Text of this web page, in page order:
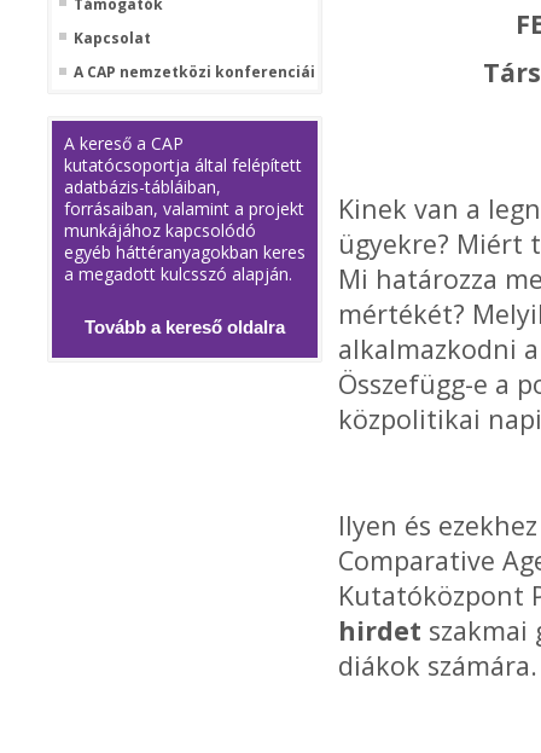
Kapcsolat
A CAP nemzetközi konferenciái
A kereső a CAP
kutatócsoportja által felépített
adatbázis-tábláiban,
forrásaiban, valamint a projekt
munkájához kapcsolódó
egyéb háttéranyagokban keres
a megadott kulcsszó alapján.
Tovább a kereső oldalra
Kinek van a
ügyekre? Miért
Mi határozza
mértékét?
alkalmazkodni
Összefügg-e a
közpolitikai
Ilyen és
Comparative
Kutatóközpont
hirdet szakmai
diákok számára.